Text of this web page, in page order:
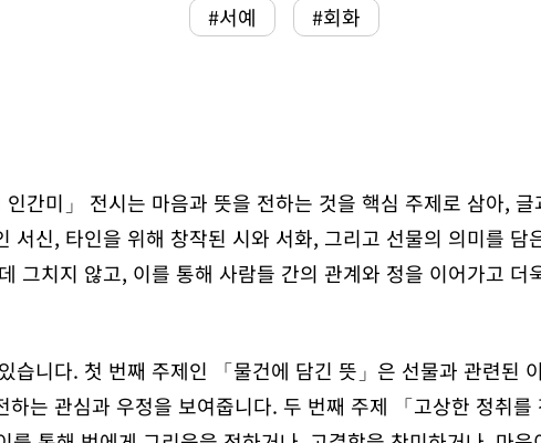
#서예 #회화
인간미」 전시는 마음과 뜻을 전하는 것을 핵심 주제로 삼아,
서신, 타인을 위해 창작된 시와 서화, 그리고 선물의 의미를
그치지 않고, 이를 통해 사람들 간의 관계와 정을 이어가고
습니다. 첫 번째 주제인 「물건에 담긴 뜻」은 선물과 관련된
는 관심과 우정을 보여줍니다. 두 번째 주제 「고상한 정취